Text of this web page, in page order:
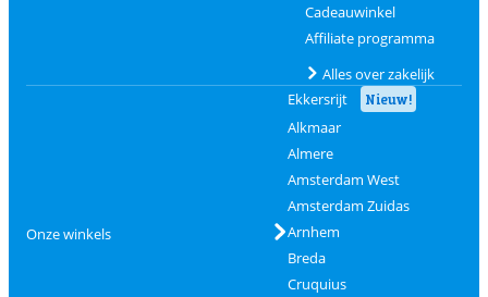
Cadeauwinkel
Affiliate programma
Alles over zakelijk
Onze winkels
Ekkersrijt Nieuw!
Alkmaar
Almere
Amsterdam West
Amsterdam Zuidas
Arnhem
Breda
Cruquius